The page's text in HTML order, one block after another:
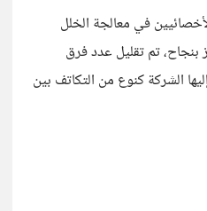
في معالجة الخلل
بنجاح، تم تقليل عدد فرق
الشركة كنوع من التكاتف بين